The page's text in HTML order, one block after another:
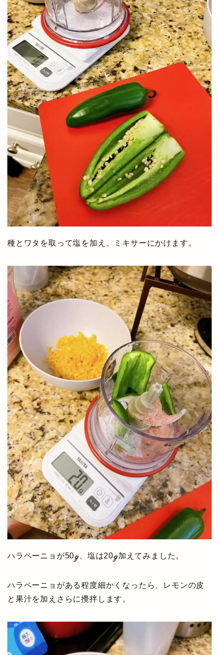
種とワタを取って塩を加え、ミキサーにかけます。
ハラペーニョが50ℊ、塩は20ℊ加えてみました。
ハラペーニョがある程度細かくなったら、レモンの皮
と果汁を加えさらに攪拌します。